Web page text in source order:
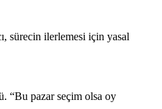
sürecin ilerlemesi için yasal
“Bu pazar seçim olsa oy